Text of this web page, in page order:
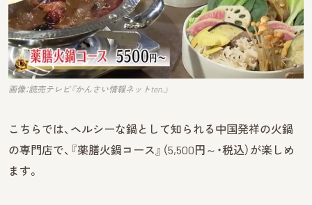
画像：読売テレビ『かんさい情報ネットten.』
こちらでは、ヘルシーな鍋として知られる中国発祥の火鍋
の専門店で、『薬膳火鍋コース』（5,500円～・税込）が楽しめ
ます。